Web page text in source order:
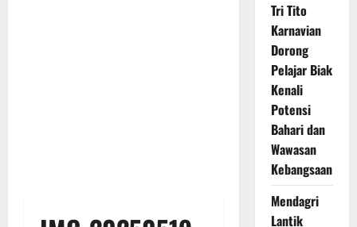
Tri Tito
Karnavian
Dorong
Pelajar Biak
Kenali
Potensi
Bahari dan
Wawasan
Kebangsaan
Mendagri
Lantik